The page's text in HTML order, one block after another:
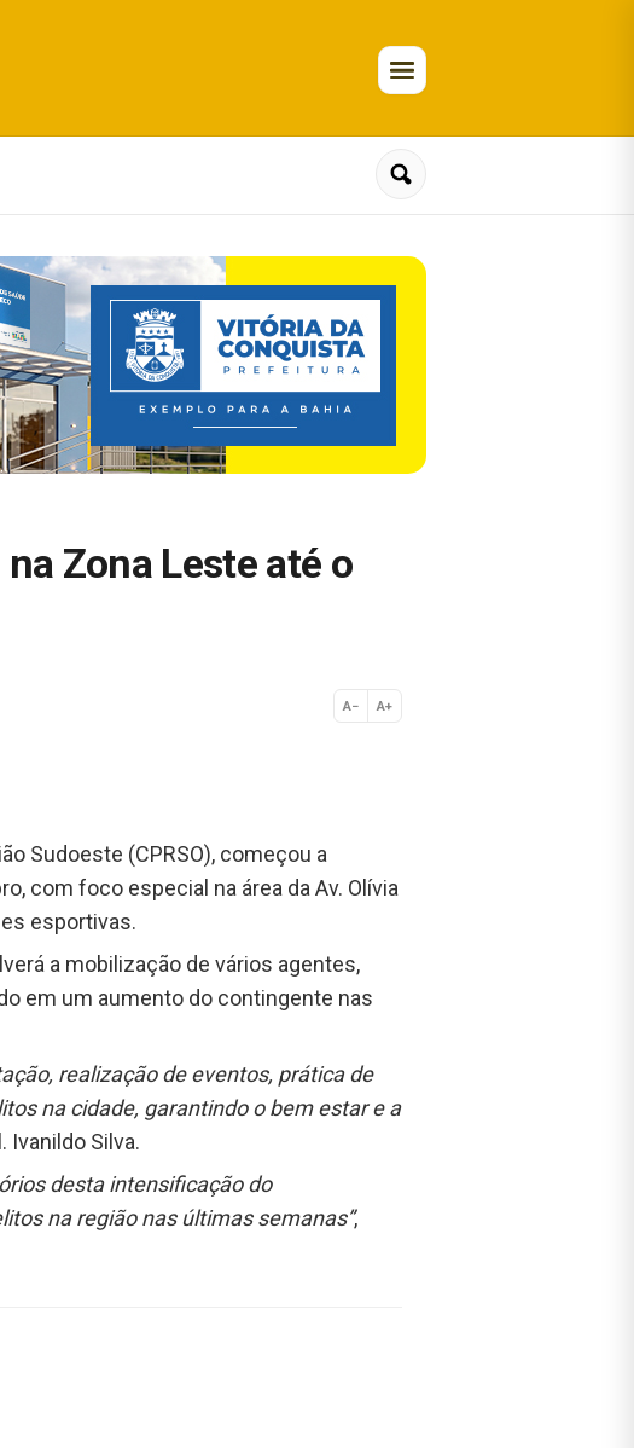
Zona Leste até o
A− A+
Normal
Sudoeste (CPRSO), começou a
com foco especial na área da Av. Olívia
esportivas.
a mobilização de vários agentes,
em um aumento do contingente nas
realização de eventos, prática de
na cidade, garantindo o bem estar e a
Ivanildo Silva.
desta intensificação do
na região nas últimas semanas”,